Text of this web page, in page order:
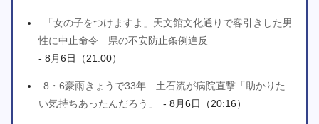
「女の子をつけますよ」天文館文化通りで客引きした男
性に中止命令 県の不安防止条例違反
- 8月6日（21:00）
8・6豪雨きょうで33年 土石流が病院直撃「助かりた
い気持ちあったんだろう」
- 8月6日（20:16）